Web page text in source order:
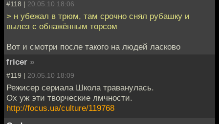
#118 | 20.05.10 18:06
> н убежал в трюм, там срочно снял рубашку и
вылез с обнажённым торсом
Вот и смотри после такого на людей ласково
fricer »
#119 | 20.05.10 18:09
Режисер сериала Школа траванулась.
Ох уж эти творческие лмчности.
http://focus.ua/culture/119768